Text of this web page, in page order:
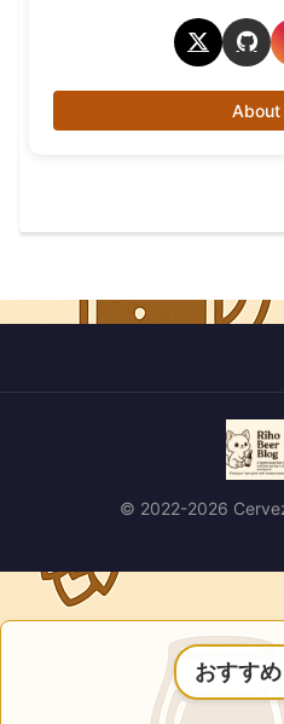
About
© 2022-2026
おすす